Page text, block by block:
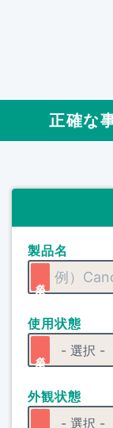
正確な
製品名
使用状態
外観状態